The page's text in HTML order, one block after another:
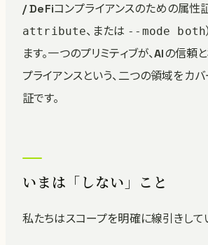
/ DeFiコンプライアンスのための属性
attribute、または --mode both
ます。一つのプリミティブが、AIの信
プライアンスという、二つの領域をカ
証です。
いまは「しない」こと
私たちはスコープを明確に線引きして